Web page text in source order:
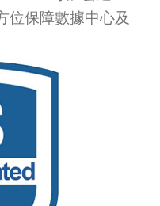
位保障數據中心及